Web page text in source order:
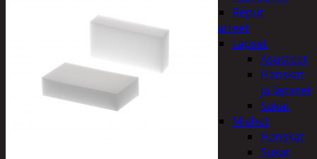
Reput
Vaatteet
Lapset
Asusteet
Hanskat
ja lapaset
Sukat
Miehet
Hanskat
Sukat